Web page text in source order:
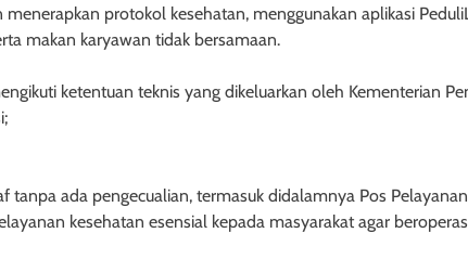
menerapkan protokol kesehatan, menggunakan aplikasi
makan karyawan tidak bersamaan.
ketentuan teknis yang dikeluarkan oleh Kementerian
tanpa ada pengecualian, termasuk didalamnya Pos
kesehatan esensial kepada masyarakat agar